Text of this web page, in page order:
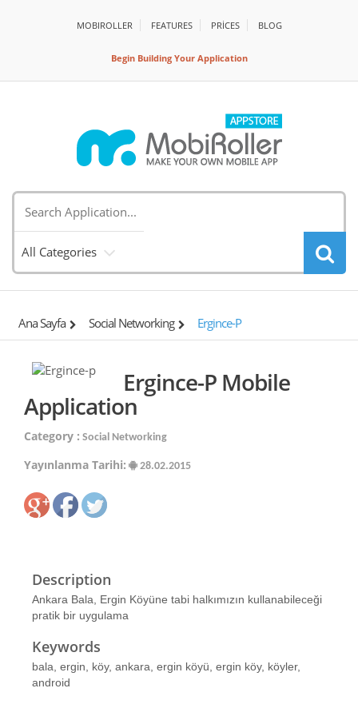
MOBIROLLER FEATURES PRİCES BLOG
Begin Building Your Application
All Categories
Ana Sayfa Social Networking Ergince-P
Ergince-P Mobile
Application
Category : Social Networking
Yayınlanma Tarihi: 28.02.2015
Description
Ankara Bala, Ergin Köyüne tabi halkımızın kullanabileceği
pratik bir uygulama
Keywords
bala, ergin, köy, ankara, ergin köyü, ergin köy, köyler,
android